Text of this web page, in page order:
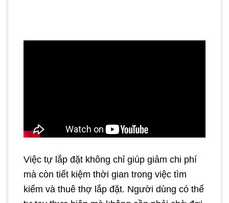
Việc tự lắp đặt không chỉ giúp giảm chi phí
mà còn tiết kiệm thời gian trong việc tìm
kiếm và thuê thợ lắp đặt. Người dùng có thể